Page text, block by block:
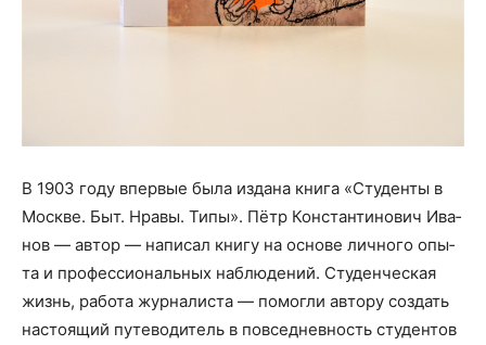
В 1903 году впер­вые была изда­на кни­га «Сту­ден­ты в
Москве. Быт. Нра­вы. Типы». Пётр Кон­стан­ти­но­вич Ива­
нов — автор — напи­сал кни­гу на осно­ве лич­но­го опы­
та и про­фес­си­о­наль­ных наблю­де­ний. Сту­ден­че­ская
жизнь, рабо­та жур­на­ли­ста — помог­ли авто­ру создать
насто­я­щий путе­во­ди­тель в повсе­днев­ность сту­ден­тов